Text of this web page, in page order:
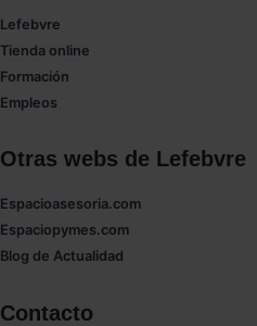
Lefebvre
Tienda online
Formación
Empleos
Otras webs de Lefebvre
Espacioasesoria.com
Espaciopymes.com
Blog de Actualidad
Contacto